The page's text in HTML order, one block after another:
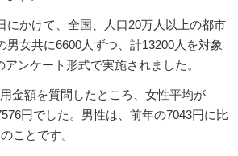
かけて、全国、人口20万人以上の都市
男女共に6600人ずつ、計13200人を対象
ンケート形式で実施されました。
金額を質問したところ、女性平均が
円でした。男性は、前年の7043円に比
ことです。